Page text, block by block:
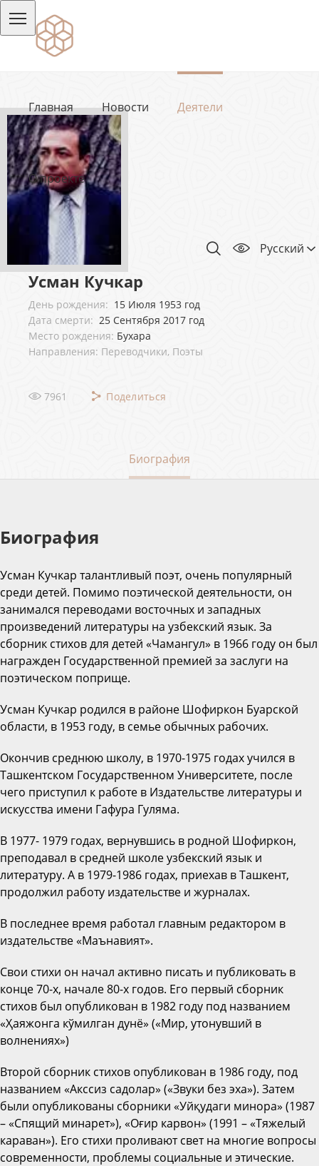
Главная Новости Деятели
О проекте
Русский
Усман Кучкар
День рождения: 15 Июля 1953 год
Дата смерти: 25 Сентября 2017 год
Место рождения: Бухара
Направления: Переводчики, Поэты
7961 Поделиться
Биография
Биография
Усман Кучкар талантливый поэт, очень популярный
среди детей. Помимо поэтической деятельности, он
занимался переводами восточных и западных
произведений литературы на узбекский язык. За
сборник стихов для детей «Чамангул» в 1966 году он был
награжден Государственной премией за заслуги на
поэтическом поприще.
Усман Кучкар родился в районе Шофиркон Буарской
области, в 1953 году, в семье обычных рабочих.
Окончив среднюю школу, в 1970-1975 годах учился в
Ташкентском Государственном Университете, после
чего приступил к работе в Издательстве литературы и
искусства имени Гафура Гуляма.
В 1977- 1979 годах, вернувшись в родной Шофиркон,
преподавал в средней школе узбекский язык и
литературу. А в 1979-1986 годах, приехав в Ташкент,
продолжил работу издательстве и журналах.
В последнее время работал главным редактором в
издательстве «Маънавият».
Свои стихи он начал активно писать и публиковать в
конце 70-х, начале 80-х годов. Его первый сборник
стихов был опубликован в 1982 году под названием
«Ҳаяжонга кўмилган дунё» («Мир, утонувший в
волнениях»)
Второй сборник стихов опубликован в 1986 году, под
названием «Акссиз садолар» («Звуки без эха»). Затем
были опубликованы сборники «Уйқудаги минора» (1987
– «Спящий минарет»), «Оғир карвон» (1991 – «Тяжелый
караван»). Его стихи проливают свет на многие вопросы
современности, проблемы социальные и этические.